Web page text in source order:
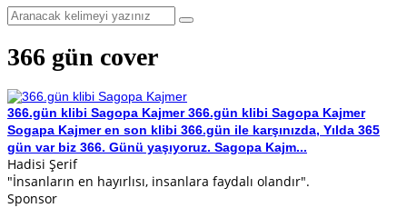
366 gün cover
366.gün klibi Sagopa Kajmer 366.gün klibi Sagopa Kajmer
Sogapa Kajmer en son klibi 366.gün ile karşınızda, Yılda 365
gün var biz 366. Günü yaşıyoruz. Sagopa Kajm...
Hadisi Şerif
"İnsanların en hayırlısı, insanlara faydalı olandır".
Sponsor